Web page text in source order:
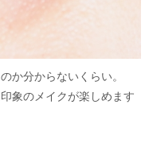
か分からないくらい。
象のメイクが楽しめます